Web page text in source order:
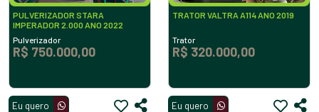
PULVERIZADOR STARA
IMPERADOR 2.000 ANO 2022
Pulverizador
R$ 750.000,00
Eu quero
TRATOR VALTRA A114 ANO 2019
Trator
R$ 320.000,00
Eu quero